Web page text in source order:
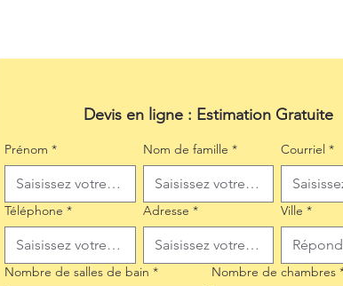
Devis en ligne : Estimation Gratuite
Prénom * Nom de famille * Courriel *
Téléphone * Adresse * Ville *
Nombre de salles de bain * Nombre de chambres